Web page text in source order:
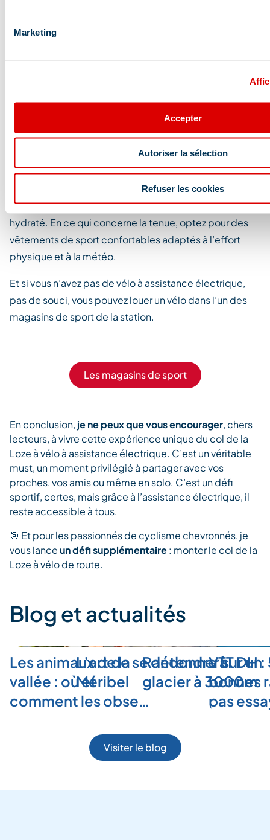
Marketing
Accepter
Autoriser la sélection
Refuser les cookies
À travers les photos, vous avez pu percevoir
Munissez-vous d’un casque pour votre sécurité et
emportez un sac à dos avec une gourde pour rester
hydraté. En ce qui concerne la tenue, optez pour des
vêtements de sport confortables adaptés à l’effort
physique et à la météo.
Et si vous n’avez pas de vélo à assistance électrique,
pas de souci, vous pouvez louer un vélo dans l’un des
magasins de sport de la station.
Les magasins de sport
En conclusion, je ne peux que vous encourager, chers
lecteurs, à vivre cette expérience unique du col de la
Loze à vélo à assistance électrique. C’est un véritable
must, un moment privilégié à partager avec vos
proches, vos amis ou même en solo. C’est un défi
sportif, certes, mais grâce à l’assistance électrique, il
reste accessible à tous.
🎯 Et pour les passionnés de cyclisme chevronnés, je
vous lanceun défi supplémentaire: monter le col de la
Loze à vélo de route.
Blog et actualités
Les animaux de la
vallée : où et
comment les obse…
L’art de se détendre à
Méribel
Randonner sur un
glacier à 3000m
VTT DH
bonnes
pas
Visiter le blog